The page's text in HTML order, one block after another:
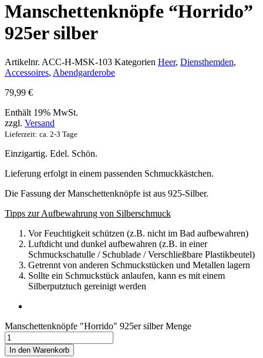
Manschettenknöpfe “Horrido”
925er silber
Artikelnr. ACC-H-MSK-103 Kategorien Heer, Diensthemden,
Accessoires, Abendgarderobe
79,99 €
Enthält 19% MwSt.
zzgl. Versand
Lieferzeit: ca. 2-3 Tage
Einzigartig. Edel. Schön.
Lieferung erfolgt in einem passenden Schmuckkästchen.
Die Fassung der Manschettenknöpfe ist aus 925-Silber.
Tipps zur Aufbewahrung von Silberschmuck
Vor Feuchtigkeit schützen (z.B. nicht im Bad aufbewahren)
Luftdicht und dunkel aufbewahren (z.B. in einer
Schmuckschatulle / Schublade / Verschließbare Plastikbeutel)
Getrennt von anderen Schmuckstücken und Metallen lagern
Sollte ein Schmuckstück anlaufen, kann es mit einem
Silberputztuch gereinigt werden
Manschettenknöpfe "Horrido" 925er silber Menge
In den Warenkorb